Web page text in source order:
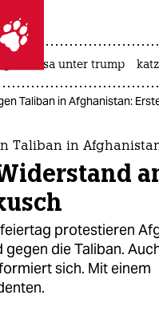
 taz zahl ich
taz zahl ich
usa unter trump
Taliban in Afghanistan:
Taliban in
protestieren
gegen die Taliban.
sich. Mit einem